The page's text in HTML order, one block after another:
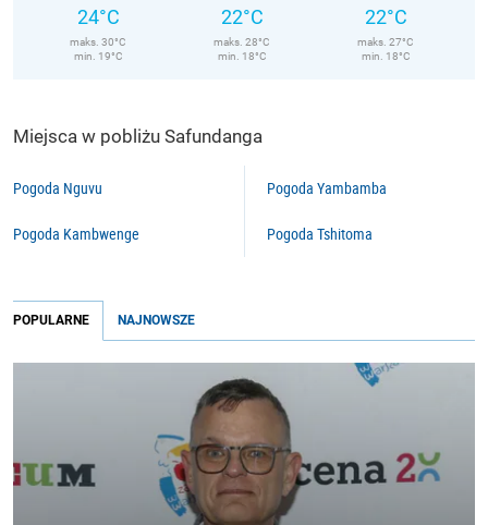
24°C
maks. 30°C
min. 19°C
22°C
maks. 28°C
min. 18°C
22°C
maks. 27°C
min. 18°C
Miejsca w pobliżu Safundanga
Pogoda Nguvu
Pogoda Kambwenge
Pogoda Yambamba
Pogoda Tshitoma
POPULARNE NAJNOWSZE